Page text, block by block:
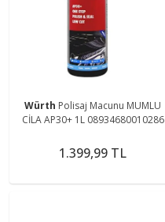
Würth Polisaj Macunu MUMLU
CİLA AP30+ 1L 08934680010286
1.399,99 TL